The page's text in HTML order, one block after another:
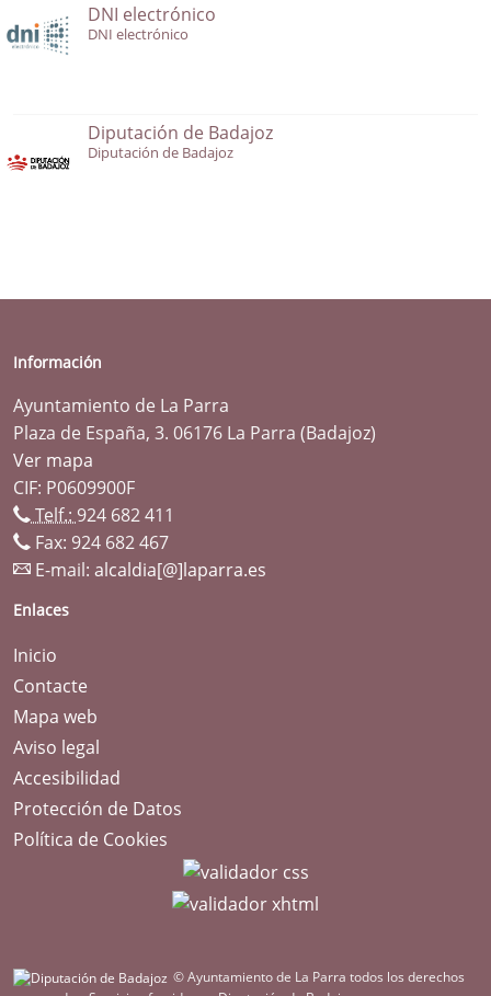
DNI electrónico
DNI electrónico
Diputación de Badajoz
Diputación de Badajoz
Información
Ayuntamiento de La Parra
Plaza de España, 3. 06176 La Parra (Badajoz)
Ver mapa
CIF: P0609900F
Telf.: 924 682 411
Fax: 924 682 467
E-mail: alcaldia[@]laparra.es
Enlaces
Inicio
Contacte
Mapa web
Aviso legal
Accesibilidad
Protección de Datos
Política de Cookies
© Ayuntamiento de La Parra todos los derechos